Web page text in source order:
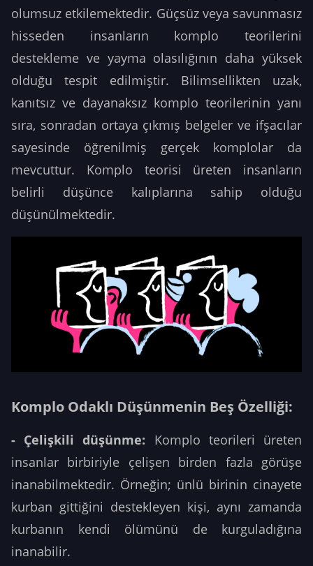
olumsuz etkilemektedir. Güçsüz veya savunmasız
hisseden insanların komplo teorilerini
destekleme ve yayma olasılığının daha yüksek
olduğu tespit edilmiştir. Bilimsellikten uzak,
kanıtsız ve dayanaksız komplo teorilerinin yanı
sıra, sonradan ortaya çıkmış belgeler ve ifşacılar
sayesinde öğrenilmiş gerçek komplolar da
mevcuttur. Komplo teorisi üreten insanların
belirli düşünce kalıplarına sahip olduğu
düşünülmektedir.
Komplo Odaklı Düşünmenin Beş Özelliği:
- Çelişkili düşünme: Komplo teorileri üreten
insanlar birbiriyle çelişen birden fazla görüşe
inanabilmektedir. Örneğin; ünlü birinin cinayete
kurban gittiğini destekleyen kişi, aynı zamanda
kurbanın kendi ölümünü de kurguladığına
inanabilir.